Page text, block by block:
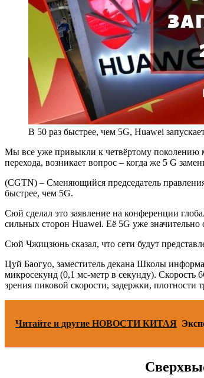
В 50 раз быстрее, чем 5G, Huawei
Мы все уже привыкли к четвёртому поколению
перехода, возникает вопрос – когда же 5 G
(CGTN) – Сменяющийся председатель
быстрее, чем 5G.
Сюй сделал это заявление на конференции
сильных сторон Huawei. Её 5G уже
Сюй Чжицзюнь сказал, что сети будут
Цуй Баогуо, заместитель декана Школы
микросекунд (0,1 мс-метр в секунду). Скорость
зрения пиковой скорости, задержки,
Читайте и другие НОВОСТИ КИТАЯ